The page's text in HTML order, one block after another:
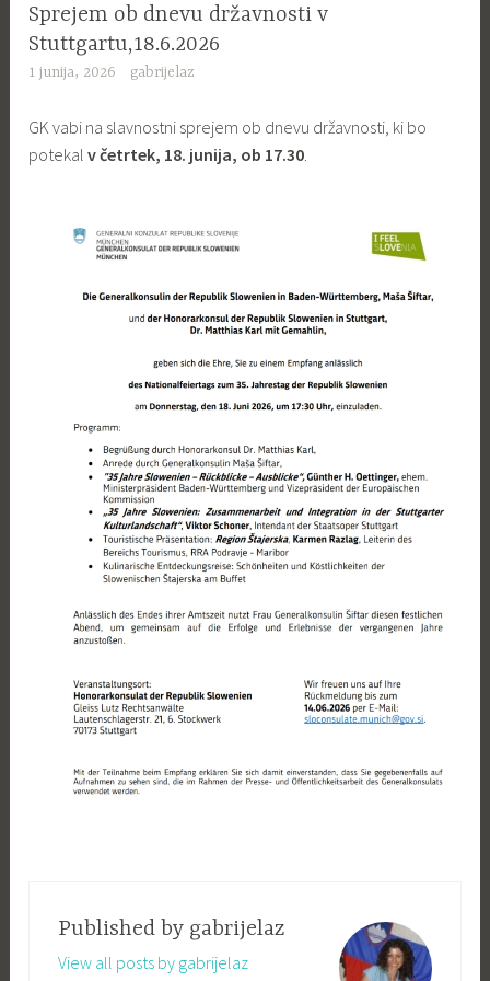
Sprejem ob dnevu državnosti v
Stuttgartu,18.6.2026
1 junija, 2026 gabrijelaz
GK vabi na slavnostni sprejem ob dnevu državnosti, ki bo
potekalv četrtek, 18. junija, ob 17.30.
Published by gabrijelaz
View all posts by gabrijelaz